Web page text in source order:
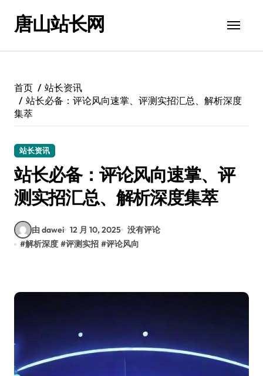
唐山站长网
首页
站长资讯
站长必备：评论风向速掌、评测实招汇总、解析深度
集萃
站长资讯
站长必备：评论风向速掌、评
测实招汇总、解析深度集萃
由 dawei 12 月 10, 2025 没有评论
#解析深度 #评测实招 #评论风向